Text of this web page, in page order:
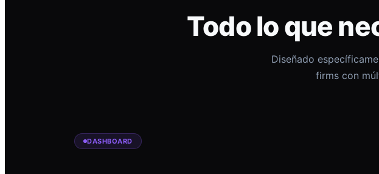
Todo lo que
Diseñado
firms con
DASHBOARD